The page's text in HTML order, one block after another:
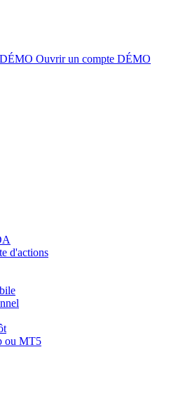
DÉMO Ouvrir un compte DÉMO
d'actions
ou MT5